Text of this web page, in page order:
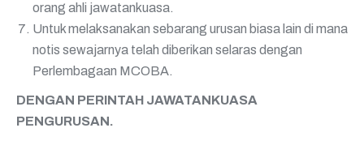
orang ahli jawatankuasa.
Untuk melaksanakan sebarang urusan biasa lain di mana
notis sewajarnya telah diberikan selaras dengan
Perlembagaan MCOBA.
DENGAN PERINTAH JAWATANKUASA
PENGURUSAN.